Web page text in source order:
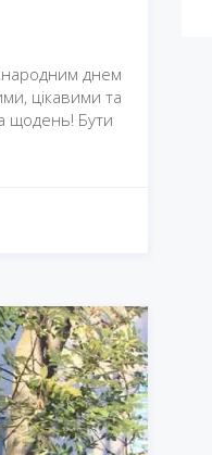
днем
цікавими та
щодень! Бути